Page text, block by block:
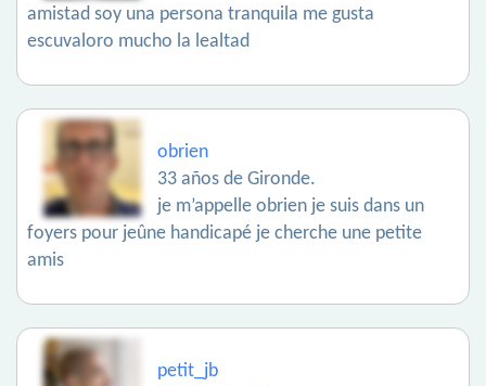
amistad soy una persona tranquila me gusta
escuvaloro mucho la lealtad
obrien
33 años de Gironde.
je m’appelle obrien je suis dans un
foyers pour jeûne handicapé je cherche une petite
amis
petit_jb